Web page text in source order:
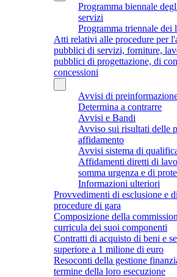
Programma biennale
servizi
Programma triennale dei
Atti relativi alle procedure per
pubblici di servizi, forniture,
pubblici di progettazione, di
concessioni
Avvisi di
Determina a contrarre
Avvisi e Bandi
Avviso sui risultati delle
affidamento
Avvisi sistema di
Affidamenti diretti di
somma urgenza e di
Informazioni ulteriori
Provvedimenti di esclusione e
procedure di gara
Composizione della
curricula dei suoi componenti
Contratti di acquisto di beni e
superiore a 1 milione di euro
Resoconti della gestione
termine della loro esecuzione